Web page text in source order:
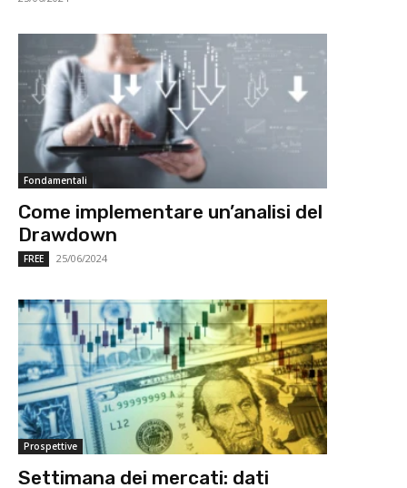
Fondamentali
Come implementare un’analisi del
Drawdown
FREE 25/06/2024
Prospettive
Settimana dei mercati: dati